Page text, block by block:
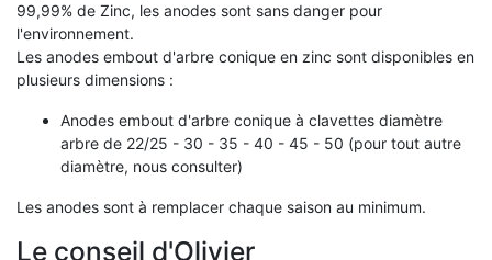
99,99% de Zinc, les anodes sont sans danger pour
l'environnement.
Les anodes embout d'arbre conique en zinc sont disponibles en
plusieurs dimensions :
Anodes embout d'arbre conique à clavettes diamètre
arbre de 22/25 - 30 - 35 - 40 - 45 - 50 (pour tout autre
diamètre, nous consulter)
Les anodes sont à remplacer chaque saison au minimum.
Le conseil d'Olivier